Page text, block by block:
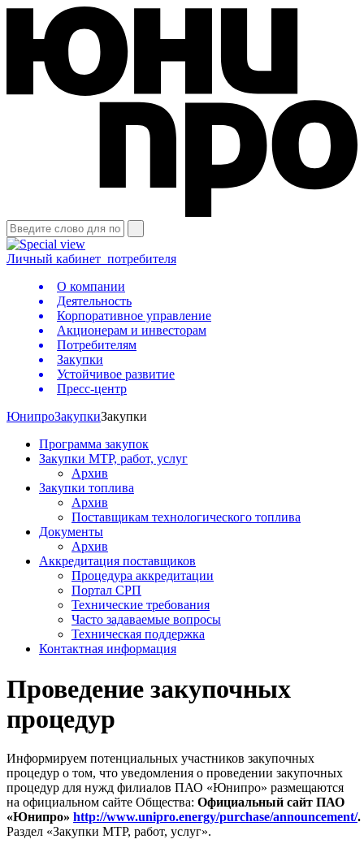
Личный кабинет потребителя
О компании
Деятельность
Корпоративное управление
Акционерам и инвесторам
Потребителям
Закупки
Устойчивое развитие
Пресс-центр
ЮнипроЗакупкиЗакупки
Программа закупок
Закупки МТР, работ, услуг
Архив
Закупки топлива
Архив
Поставщикам технологического топлива
Документы
Архив
Аккредитация поставщиков
Процедура аккредитации
Портал СРП
Технические требования
Часто задаваемые вопросы
Техническая поддержка
Контактная информация
Проведение закупочных
процедур
Информируем потенциальных участников закупочных
процедур о том, что уведомления о проведении закупочных
процедур для нужд филиалов ПАО «Юнипро» размещаются
на официальном сайте Общества: Официальный сайт ПАО
«Юнипро» http://www.unipro.energy/purchase/announcement/.
Раздел «Закупки МТР, работ, услуг».